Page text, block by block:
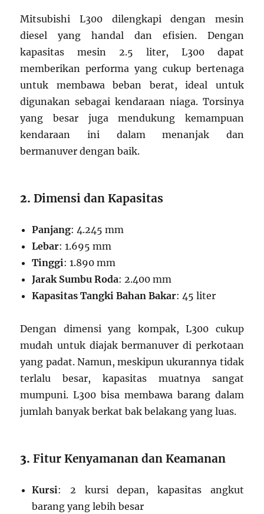
Mitsubishi L300 dilengkapi dengan mesin
diesel yang handal dan efisien. Dengan
kapasitas mesin 2.5 liter, L300 dapat
memberikan performa yang cukup bertenaga
untuk membawa beban berat, ideal untuk
digunakan sebagai kendaraan niaga. Torsinya
yang besar juga mendukung kemampuan
kendaraan ini dalam menanjak dan
bermanuver dengan baik.
2.Dimensi dan Kapasitas
Panjang: 4.245 mm
Lebar: 1.695 mm
Tinggi: 1.890 mm
Jarak Sumbu Roda: 2.400 mm
Kapasitas Tangki Bahan Bakar: 45 liter
Dengan dimensi yang kompak, L300 cukup
mudah untuk diajak bermanuver di perkotaan
yang padat. Namun, meskipun ukurannya tidak
terlalu besar, kapasitas muatnya sangat
mumpuni. L300 bisa membawa barang dalam
jumlah banyak berkat bak belakang yang luas.
3.Fitur Kenyamanan dan Keamanan
Kursi: 2 kursi depan, kapasitas angkut
barang yang lebih besar